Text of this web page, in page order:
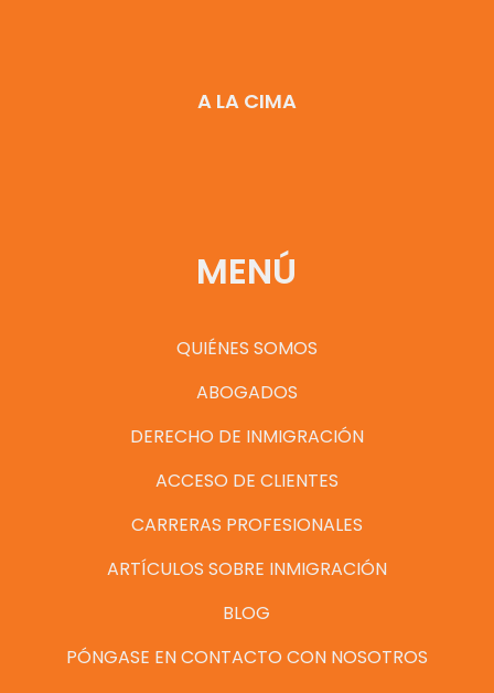
A LA CIMA
MENÚ
QUIÉNES SOMOS
ABOGADOS
DERECHO DE INMIGRACIÓN
ACCESO DE CLIENTES
CARRERAS PROFESIONALES
ARTÍCULOS SOBRE INMIGRACIÓN
BLOG
PÓNGASE EN CONTACTO CON NOSOTROS